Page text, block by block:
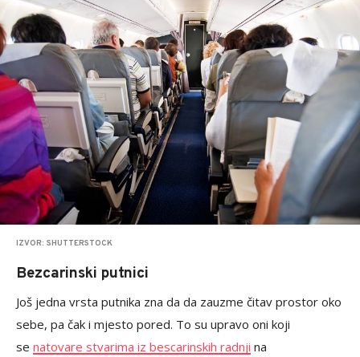
IZVOR: SHUTTERSTOCK
Bezcarinski putnici
Još jedna vrsta putnika zna da da zauzme čitav prostor oko
sebe, pa čak i mjesto pored. To su upravo oni koji
se natovare stvarima iz bescarinskih radnji na